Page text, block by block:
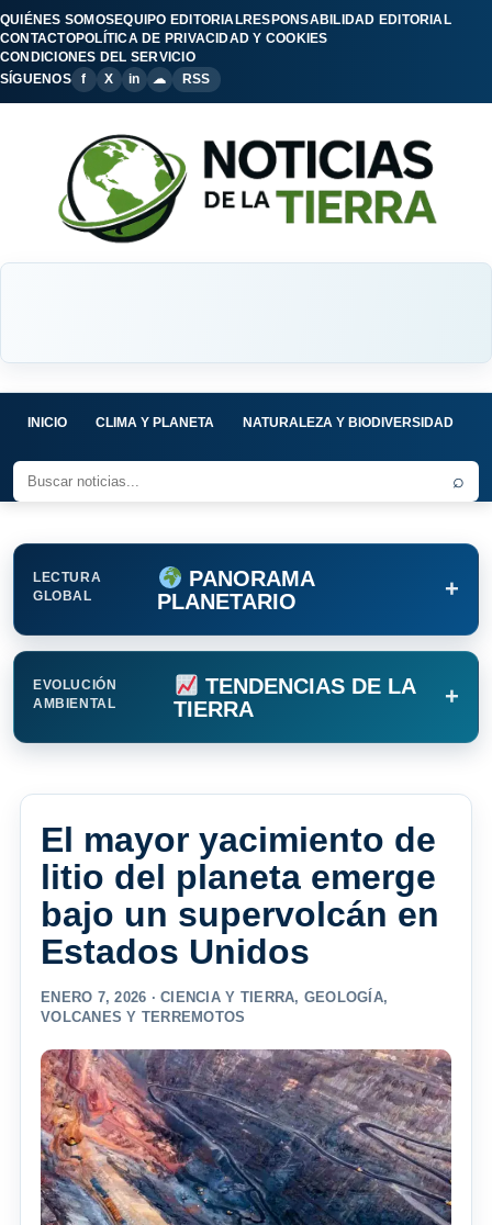
QUIÉNES SOMOSEQUIPO EDITORIALRESPONSABILIDAD EDITORIAL
CONTACTOPOLÍTICA DE PRIVACIDAD Y COOKIES
CONDICIONES DEL SERVICIO
SÍGUENOS
f X in ☁ RSS
INICIO CLIMA Y PLANETA NATURALEZA Y BIODIVERSIDAD
⌕
LECTURA
GLOBAL
PANORAMA
PLANETARIO
+
EVOLUCIÓN
AMBIENTAL
TENDENCIAS DE LA
TIERRA
+
El mayor yacimiento de
litio del planeta emerge
bajo un supervolcán en
Estados Unidos
ENERO 7, 2026 ·CIENCIA Y TIERRA, GEOLOGÍA,
VOLCANES Y TERREMOTOS